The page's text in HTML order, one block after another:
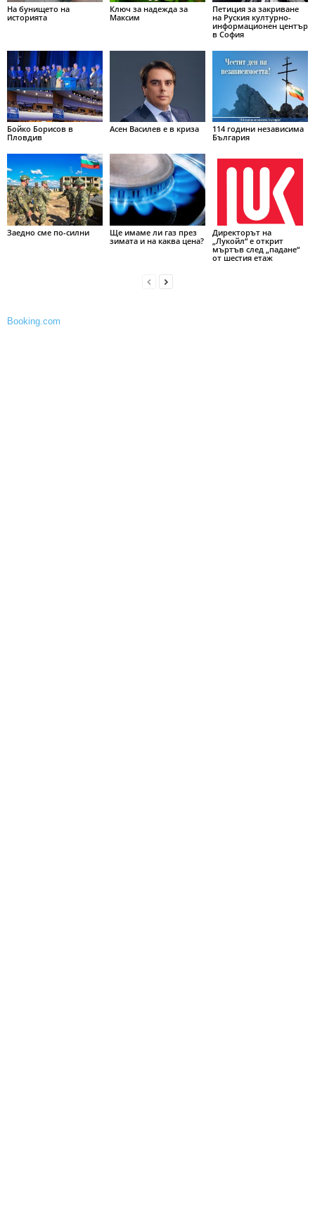
На бунището на
историята
Ключ за надежда за
Максим
Петиция за закриване
на Руския културно-
информационен център
в София
Бойко Борисов в
Пловдив
Асен Василев е в криза
114 години независима
България
Заедно сме по-силни
Ще имаме ли газ през
зимата и на каква цена?
Директорът на
„Лукойл“ е открит
мъртъв след „падане“
от шестия етаж
Booking.com